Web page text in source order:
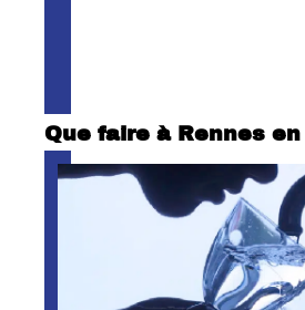
Que faire à Rennes